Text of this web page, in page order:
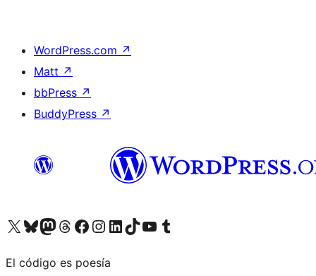
WordPress.com ↗
Matt ↗
bbPress ↗
BuddyPress ↗
Visita nuestra cuenta de X (anteriormente Twitter)
Visita nuestra cuenta de Bluesky
Visita nuestra cuenta de Mastodon
Visita nuestra cuenta de Threads
Visita nuestra página de Facebook
Visita nuestra cuenta de Instagram
Visita nuestra cuenta de LinkedIn
Visita nuestra cuenta de TikTok
Visita nuestro canal de YouTube
Visita nuestra cuenta de Tumblr
El código es poesía